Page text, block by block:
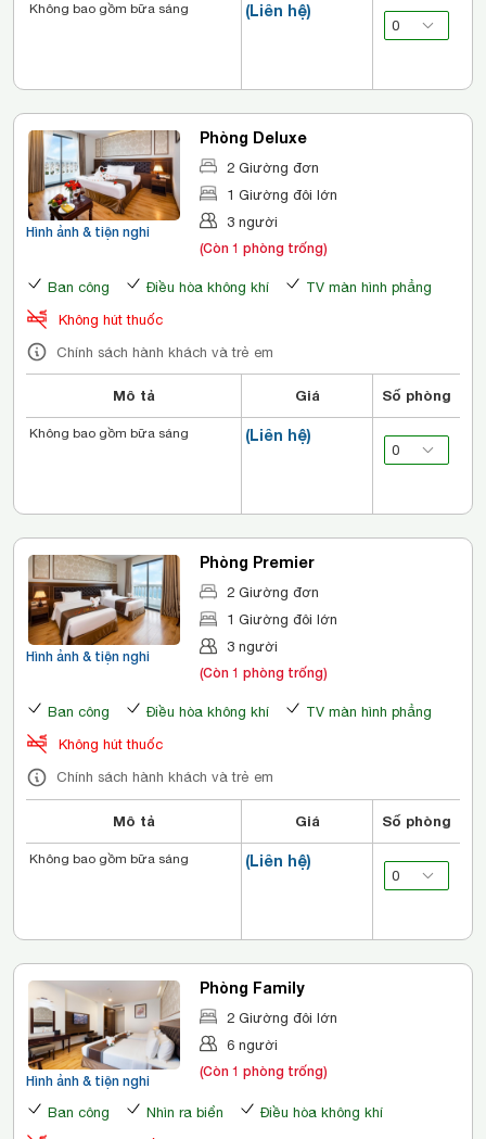
(Liên hệ)
Không bao gồm bữa sáng
Hình ảnh & tiện nghi
Phòng Deluxe
2 Giường đơn
1 Giường đôi lớn
3 người
(Còn 1 phòng trống)
Ban công Điều hòa không khí
TV màn hình phẳng
Không hút thuốc
Chính sách hành khách và trẻ em
Mô tả Giá Số phòng
(Liên hệ)
Không bao gồm bữa sáng
Hình ảnh & tiện nghi
Phòng Premier
2 Giường đơn
1 Giường đôi lớn
3 người
(Còn 1 phòng trống)
Ban công Điều hòa không khí
TV màn hình phẳng
Không hút thuốc
Chính sách hành khách và trẻ em
Mô tả Giá Số phòng
(Liên hệ)
Không bao gồm bữa sáng
Hình ảnh & tiện nghi
Phòng Family
2 Giường đôi lớn
6 người
(Còn 1 phòng trống)
Ban công Nhìn ra biển
Điều hòa không khí